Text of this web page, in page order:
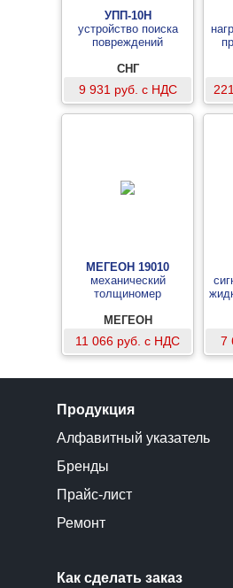
УПП-10Н
устройство поиска
повреждений
СНГ
9 931 руб. с НДС
МЕГЕОН 19010
механический
толщиномер
МЕГЕОН
11 066 руб. с НДС 7
Продукция
Алфавитный указатель
Бренды
Прайс-лист
Ремонт
Как сделать заказ